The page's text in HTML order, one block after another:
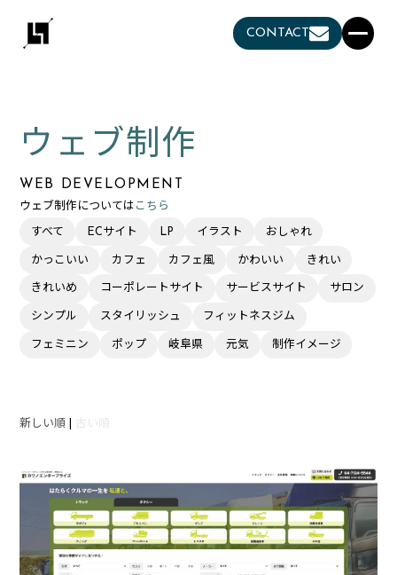
CONTACT
WEB DEVELOPMENT
ウェブ制作
ウェブ制作については こちら
すべて ECサイト LP イラスト おしゃれ
かっこいい カフェ カフェ風 かわいい きれい
きれいめ コーポレートサイト サービスサイト サロン
シンプル スタイリッシュ フィットネスジム
フェミニン ポップ 岐阜県 元気 制作イメージ
新しい順 古い順